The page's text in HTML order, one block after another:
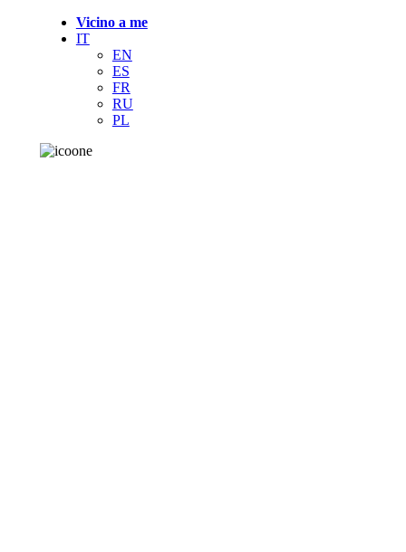
Vicino a me
IT
EN
ES
FR
RU
PL